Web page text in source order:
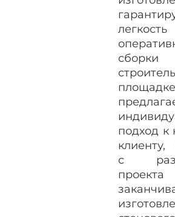
подход к
клиенту,
с